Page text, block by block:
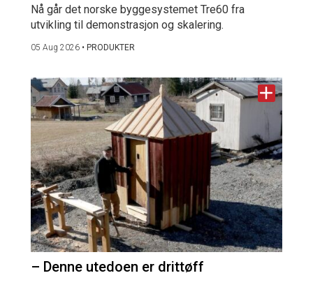
Nå går det norske byggesystemet Tre60 fra
utvikling til demonstrasjon og skalering.
05 Aug 2026 • PRODUKTER
– Denne utedoen er drittøff